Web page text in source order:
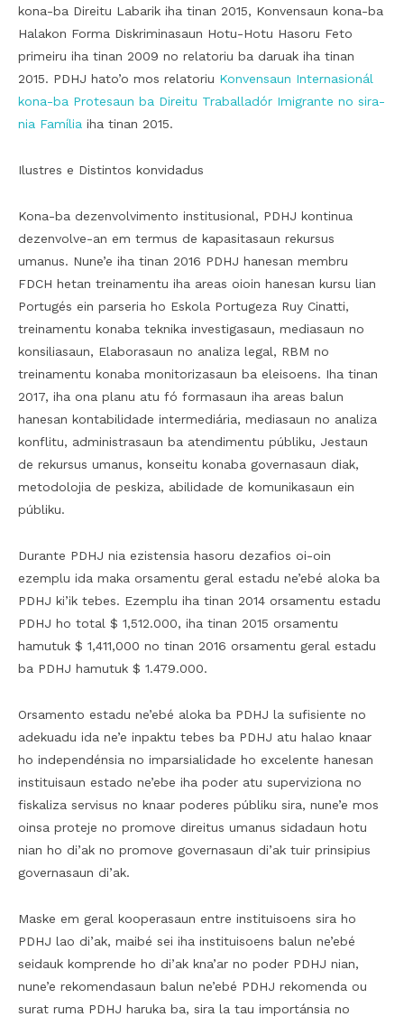
kona-ba Direitu Labarik iha tinan 2015, Konvensaun kona-ba
Halakon Forma Diskriminasaun Hotu-Hotu Hasoru Feto
primeiru iha tinan 2009 no relatoriu ba daruak iha tinan
2015. PDHJ hato’o mos relatoriu Konvensaun Internasionál
kona-ba Protesaun ba Direitu Traballadór Imigrante no sira-
nia Família iha tinan 2015.
Ilustres e Distintos konvidadus
Kona-ba dezenvolvimento institusional, PDHJ kontinua
dezenvolve-an em termus de kapasitasaun rekursus
umanus. Nune’e iha tinan 2016 PDHJ hanesan membru
FDCH hetan treinamentu iha areas oioin hanesan kursu lian
Portugés ein parseria ho Eskola Portugeza Ruy Cinatti,
treinamentu konaba teknika investigasaun, mediasaun no
konsiliasaun, Elaborasaun no analiza legal, RBM no
treinamentu konaba monitorizasaun ba eleisoens. Iha tinan
2017, iha ona planu atu fó formasaun iha areas balun
hanesan kontabilidade intermediária, mediasaun no analiza
konflitu, administrasaun ba atendimentu públiku, Jestaun
de rekursus umanus, konseitu konaba governasaun diak,
metodolojia de peskiza, abilidade de komunikasaun ein
públiku.
Durante PDHJ nia ezistensia hasoru dezafios oi-oin
ezemplu ida maka orsamentu geral estadu ne’ebé aloka ba
PDHJ ki’ik tebes. Ezemplu iha tinan 2014 orsamentu estadu
PDHJ ho total $ 1,512.000, iha tinan 2015 orsamentu
hamutuk $ 1,411,000 no tinan 2016 orsamentu geral estadu
ba PDHJ hamutuk $ 1.479.000.
Orsamento estadu ne’ebé aloka ba PDHJ la sufisiente no
adekuadu ida ne’e inpaktu tebes ba PDHJ atu halao knaar
ho independénsia no imparsialidade ho excelente hanesan
instituisaun estado ne’ebe iha poder atu superviziona no
fiskaliza servisus no knaar poderes públiku sira, nune’e mos
oinsa proteje no promove direitus umanus sidadaun hotu
nian ho di’ak no promove governasaun di’ak tuir prinsipius
governasaun di’ak.
Maske em geral kooperasaun entre instituisoens sira ho
PDHJ lao di’ak, maibé sei iha instituisoens balun ne’ebé
seidauk komprende ho di’ak kna’ar no poder PDHJ nian,
nune’e rekomendasaun balun ne’ebé PDHJ rekomenda ou
surat ruma PDHJ haruka ba, sira la tau importánsia no